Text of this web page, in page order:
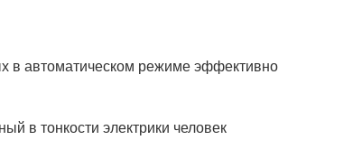
в автоматическом режиме эффективно
в тонкости электрики человек